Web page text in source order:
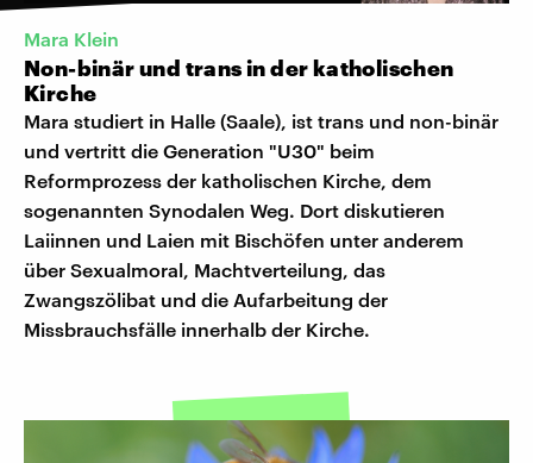
Mara Klein
Non-binär und trans in der katholischen
Kirche
Mara studiert in Halle (Saale), ist trans und non-binär
und vertritt die Generation "U30" beim
Reformprozess der katholischen Kirche, dem
sogenannten Synodalen Weg. Dort diskutieren
Laiinnen und Laien mit Bischöfen unter anderem
über Sexualmoral, Machtverteilung, das
Zwangszölibat und die Aufarbeitung der
Missbrauchsfälle innerhalb der Kirche.